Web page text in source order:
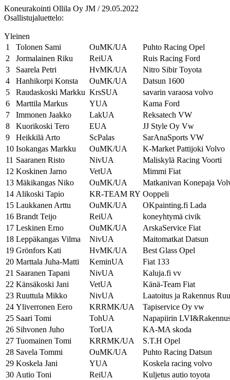
Koneurakointi Ollila Oy JM / 29.05.2022
Osallistujaluettelo:
Yleinen
1
Tolonen Sami OuMK/UA
Puhto Racing Opel
2
Jormalainen Riku ReiUA
Ruis Racing Ford
3
Saarela Petri HvMK/UA
Nitro Sibir Toyota
4
Hanhikorpi Konsta OuMK/UA
Datsun 1600
5
Raudaskoski Markku KrsSUA
savarin varaosa volvo
6
Marttila Markus YUA
Kama Ford
7
Immonen Jaakko LakUA
Reksatech VW
8
Kuorikoski Tero EUA
JJ Style Oy Vw
9
Heikkilä Arto ScPalas
SarAnaSports VW
10 Isokangas Markku OuMK/UA
K-Market Pattijoki Volvo
11 Saaranen Risto NivUA
Maliskylä Racing Voorti
12 Koskinen Jarno VetUA
Mimmi Fiat
13 Mäkikangas Niko OuMK/UA
Matkanivan Konepaja
14 Alikoski Tapio KR-TEAM RY Ooppeli
15 Laukkanen Arttu OuMK/UA
OKpainting.fi Lada
16 Brandt Teijo ReiUA
koneyhtymä civik
17 Leskinen Erno OuMK/UA
ArskaService Fiat
18 Leppäkangas Vilma NivUA
Maitomatkat Datsun
19 Grönfors Kati HvMK/UA
Best Glass Opel
20 Marttala Juha-Matti KeminUA
Fiat 133
21 Saaranen Tapani NivUA
Kaluja.fi vv
22 Känsäkoski Jani VetUA
Känä-Team Fiat
23 Ruuttula Mikko NivUA
Laatoitus ja Rakennus
24 Yliverronen Eero KRRMK/UA
Tapiservice Oy vw
25 Saari Tomi TohUA
Napapiirin
26 Sihvonen Juho TorUA
KA-MA skoda
27 Tuomainen Tomi KRRMK/UA
S.T.H Opel
28 Savela Tommi OuMK/UA
Puhto Racing Datsun
29 Koskela Jani YUA
Koskela racing volvo
30 Autio Toni ReiUA
Kuljetus autio toyota